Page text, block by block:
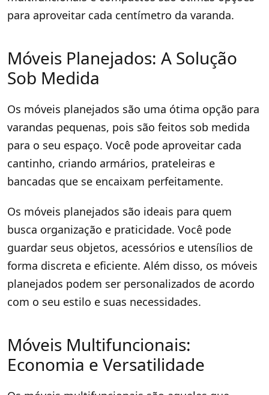
para aproveitar cada centímetro da varanda.
Móveis Planejados: A Solução
Sob Medida
Os móveis planejados são uma ótima opção para
varandas pequenas, pois são feitos sob medida
para o seu espaço. Você pode aproveitar cada
cantinho, criando armários, prateleiras e
bancadas que se encaixam perfeitamente.
Os móveis planejados são ideais para quem
busca organização e praticidade. Você pode
guardar seus objetos, acessórios e utensílios de
forma discreta e eficiente. Além disso, os móveis
planejados podem ser personalizados de acordo
com o seu estilo e suas necessidades.
Móveis Multifuncionais:
Economia e Versatilidade